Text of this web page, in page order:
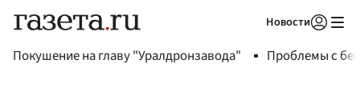
Новости
Покушение на главу "Уралдронзавода" Проблемы с